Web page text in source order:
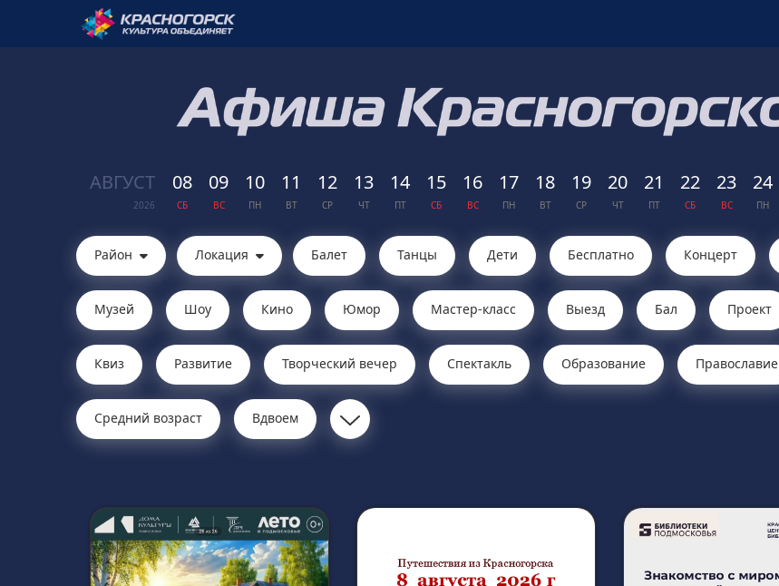
АВГУСТ
2026
08
СБ
09
ВС
10
ПН
11
ВТ
12
СР
13
ЧТ
14
ПТ
15
СБ
16
ВС
17
ПН
18
ВТ
19
СР
20
ЧТ
21
ПТ
22
СБ
23
ВС
24
ПН
Район Локация Балет Танцы Дети Бесплатно Концерт
Музей Шоу Кино Юмор Мастер-класс Выезд Бал Проект
Квиз Развитие Творческий вечер Cпектакль Образование Православие
Средний возраст Вдвоем